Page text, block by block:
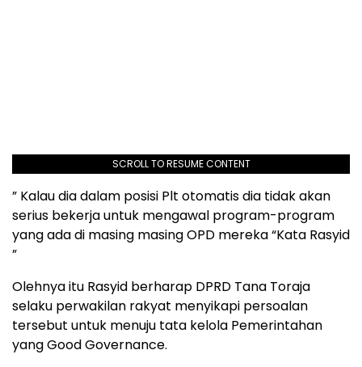
SCROLL TO RESUME CONTENT
” Kalau dia dalam posisi Plt otomatis dia tidak akan
serius bekerja untuk mengawal program-program
yang ada di masing masing OPD mereka “Kata Rasyid
”
Olehnya itu Rasyid berharap DPRD Tana Toraja
selaku perwakilan rakyat menyikapi persoalan
tersebut untuk menuju tata kelola Pemerintahan
yang Good Governance.